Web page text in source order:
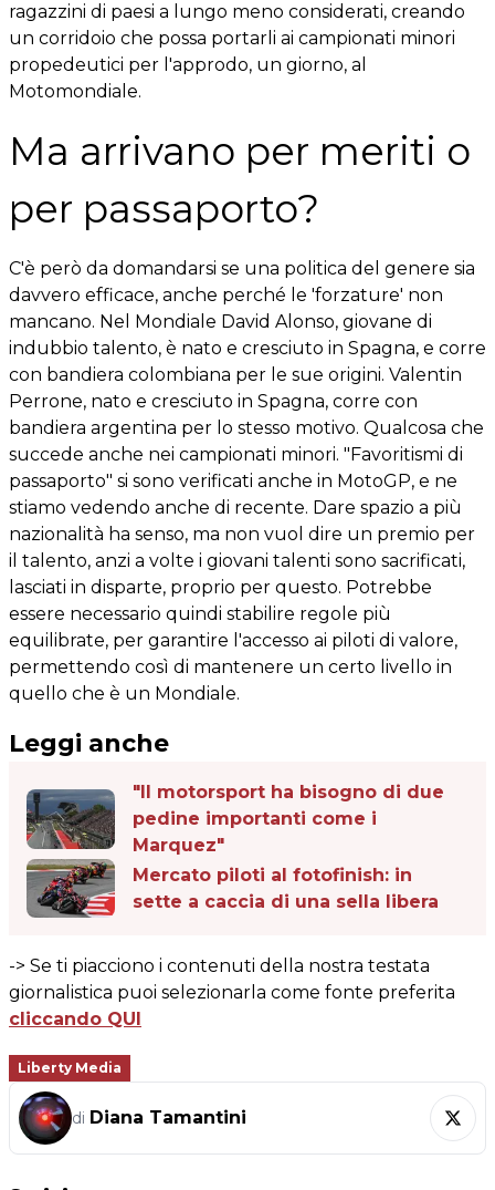
ragazzini di paesi a lungo meno considerati, creando
un corridoio che possa portarli ai campionati minori
propedeutici per l'approdo, un giorno, al
Motomondiale.
Ma arrivano per meriti o
per passaporto?
C'è però da domandarsi se una politica del genere sia
davvero efficace, anche perché le 'forzature' non
mancano. Nel Mondiale David Alonso, giovane di
indubbio talento, è nato e cresciuto in Spagna, e corre
con bandiera colombiana per le sue origini. Valentin
Perrone, nato e cresciuto in Spagna, corre con
bandiera argentina per lo stesso motivo. Qualcosa che
succede anche nei campionati minori. "Favoritismi di
passaporto" si sono verificati anche in MotoGP, e ne
stiamo vedendo anche di recente. Dare spazio a più
nazionalità ha senso, ma non vuol dire un premio per
il talento, anzi a volte i giovani talenti sono sacrificati,
lasciati in disparte, proprio per questo. Potrebbe
essere necessario quindi stabilire regole più
equilibrate, per garantire l'accesso ai piloti di valore,
permettendo così di mantenere un certo livello in
quello che è un Mondiale.
Leggi anche
"Il motorsport ha bisogno di due
pedine importanti come i
Marquez"
Mercato piloti al fotofinish: in
sette a caccia di una sella libera
-> Se ti piacciono i contenuti della nostra testata
giornalistica puoi selezionarla come fonte preferita
cliccando QUI
Liberty Media
di Diana Tamantini